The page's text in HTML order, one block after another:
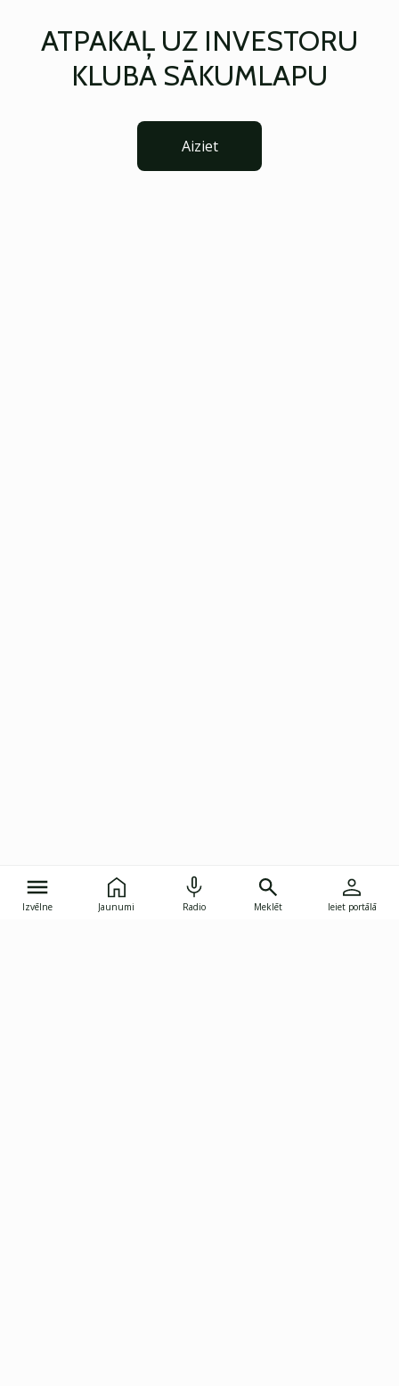
ATPAKAĻ UZ INVESTORU
KLUBA SĀKUMLAPU
Aiziet
Izvēlne Jaunumi Radio Meklēt Ieiet portālā